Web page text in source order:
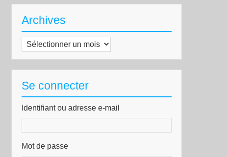
Archives
Archives
Se connecter
Identifiant ou adresse e-mail
Mot de passe